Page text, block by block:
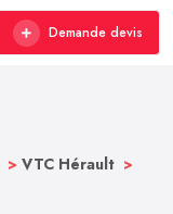
Demande devis
> VTC Hérault >